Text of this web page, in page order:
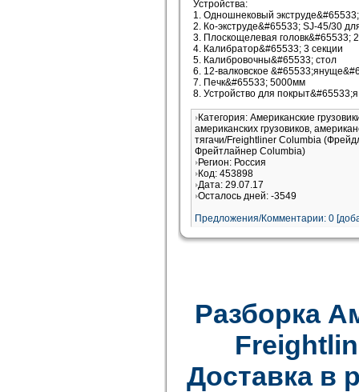
Устройства:
1. Одношнековый
2. Ко-экструде&#65533; SJ-45/30
3. Плоскощелевая головк&#65533;
4. Калибратор&#65533; 3 секции
5. Калибровочны&#65533; стол
6. 12-валковское
7. Печк&#65533; 5000мм
8. Устройство для
Категория: Американские
американских грузовиков,
тягачи/Freightliner Columbia
Фрейтлайнер Columbia)
Регион: Россия
Код: 453898
Дата: 29.07.17
Осталось дней: -3549
Предложения/Комментарии: 0
Разборка
Доставка в